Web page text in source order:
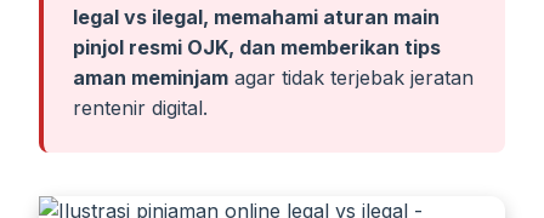
legal vs ilegal, memahami aturan main
pinjol resmi OJK, dan memberikan tips
aman meminjam agar tidak terjebak jeratan
rentenir digital.